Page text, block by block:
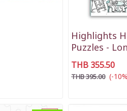
Highlights
Puzzles -
Pictures
THB 355.50
THB 395.00 (-